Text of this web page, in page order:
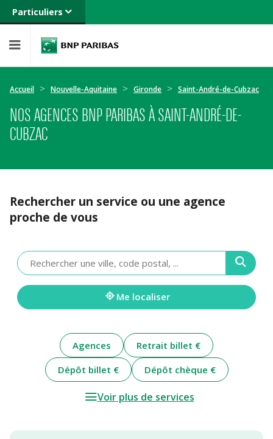
Particuliers
Banque privée
Entreprises
Accueil Nouvelle-Aquitaine Gironde Saint-André-de-Cubzac
NOS AGENCES BNP PARIBAS À SAINT-ANDRÉ-DE-
CUBZAC
Rechercher un service ou une agence
proche de vous
Veuillez
renseigner
une
adresse
Me localiser
Agences
Retrait billet €
Dépôt billet €
Dépôt chèque €
Voir plus de services